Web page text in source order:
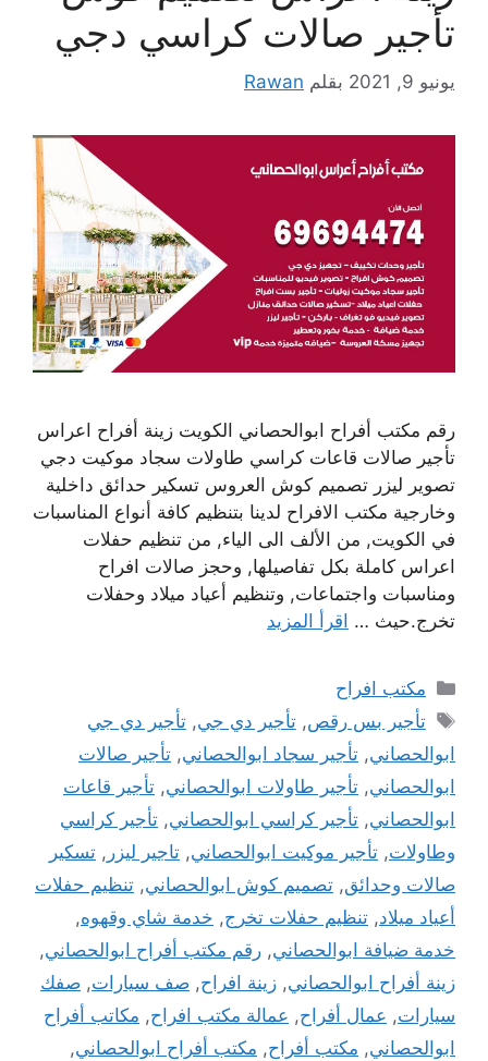
تأجير صالات كراسي دجي
يونيو 9, 2021 بقلم Rawan
رقم مكتب أفراح ابوالحصاني الكويت زينة أفراح اعراس
تأجير صالات قاعات كراسي طاولات سجاد موكيت دجي
تصوير ليزر تصميم كوش العروس تسكير حدائق داخلية
وخارجية مكتب الافراح لدينا بتنظيم كافة أنواع المناسبات
في الكويت, من الألف الى الياء, من تنظيم حفلات
اعراس كاملة بكل تفاصيلها, وحجز صالات افراح
ومناسبات واجتماعات, وتنظيم أعياد ميلاد وحفلات
تخرج.حيث … اقرأ المزيد
التصنيفات
مكتب افراح
الوسوم
تأجير بس رقص,تأجير دي جي,تأجير دي جي
ابوالحصاني, تأجير سجاد ابوالحصاني, تأجير صالات
ابوالحصاني, تأجير طاولات ابوالحصاني, تأجير قاعات
ابوالحصاني, تأجير كراسي ابوالحصاني, تأجير كراسي
وطاولات, تأجير موكيت ابوالحصاني, تاجير ليزر , تسكير
صالات وحدائق, تصميم كوش ابوالحصاني, تنظيم حفلات
أعياد ميلاد, تنظيم حفلات تخرج, خدمة شاي وقهوه,
خدمة ضيافة ابوالحصاني, رقم مكتب أفراح ابوالحصاني,
زينة أفراح ابوالحصاني, زينة افراح, صف سيارات, صفك
سيارات, عمال أفراح, عمالة مكتب افراح, مكاتب أفراح
ابوالحصاني, مكتب أفراح, مكتب أفراح ابوالحصاني,